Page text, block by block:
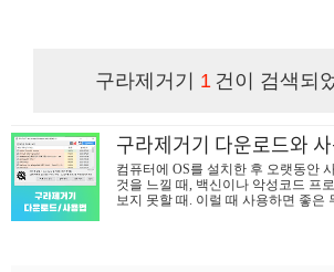
구라제거기 1 건이 검색되
구라제거기 다운로드와
컴퓨터에 OS를 설치한 후 오랫동안
것을 느낄 때, 백신이나 악성코드 프
보지 못할 때. 이럴 때 사용하면 좋은